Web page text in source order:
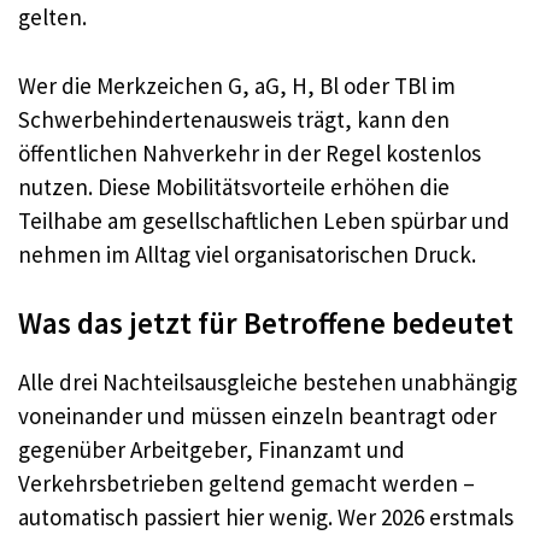
gelten.
Wer die Merkzeichen G, aG, H, Bl oder TBl im
Schwerbehindertenausweis trägt, kann den
öffentlichen Nahverkehr in der Regel kostenlos
nutzen. Diese Mobilitätsvorteile erhöhen die
Teilhabe am gesellschaftlichen Leben spürbar und
nehmen im Alltag viel organisatorischen Druck.
Was das jetzt für Betroffene bedeutet
Alle drei Nachteilsausgleiche bestehen unabhängig
voneinander und müssen einzeln beantragt oder
gegenüber Arbeitgeber, Finanzamt und
Verkehrsbetrieben geltend gemacht werden –
automatisch passiert hier wenig. Wer 2026 erstmals